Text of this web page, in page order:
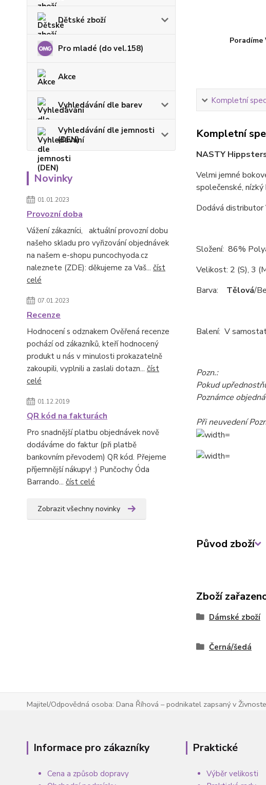
Dětské zboží
Pro mladé (do vel.158)
Akce
Vyhledávání dle barev
Vyhledávání dle jemnosti
(DEN)
Novinky
01.01.2023
Provozní doba
Vážení zákazníci, aktuální provozní dobu
našeho skladu pro vyřizování objednávek
na našem e-shopu puncochyoda.cz
naleznete (ZDE): děkujeme za Vaš... číst
celé
07.01.2023
Recenze
Hodnocení s odznakem Ověřená recenze
pochází od zákazníků, kteří hodnocený
produkt u nás v minulosti prokazatelně
zakoupili, vyplnili a zaslali dotazn... číst
celé
01.12.2019
QR kód na fakturách
Pro snadnější platbu objednávek nově
dodáváme do faktur (při platbě
bankovním převodem) QR kód. Přejeme
příjemnější nákupy! :) Punčochy Óda
Barrando... číst celé
Zobrazit všechny novinky
Poradíme
Kompletní
Kompletní
NASTY
Velmi jemné
společenské,
Dodává
Složení: 86%
Velikost: 2 (S), 3
Barva: Tělová/
Balení: V
Pozn.:
Pokud
Poznámce
Při neuvedení
Původ zboží
Zboží
Dámské zboží
Černá/šedá
Majitel/Odpovědná osoba: Dana Říhová – podnikatel zapsaný v
Informace pro zákazníky
Cena a způsob dopravy
Praktické
Výběr velikosti